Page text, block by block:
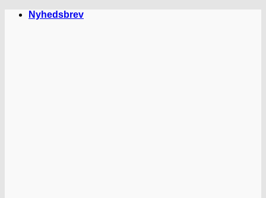
FortsætNyhedsbrev